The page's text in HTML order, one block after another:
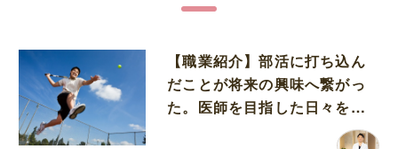
【職業紹介】部活に打ち込ん
だことが将来の興味へ繋がっ
た。医師を目指した日々を振